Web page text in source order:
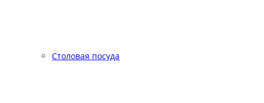
Столовая посуда